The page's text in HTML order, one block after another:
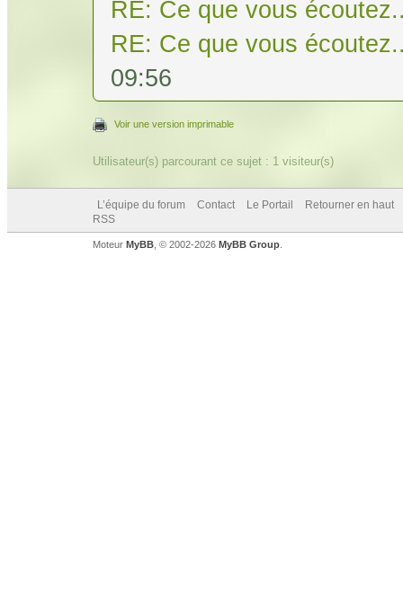
RE: Ce que vous
RE: Ce que vous
09:56
Voir une version imprimable
Utilisateur(s) parcourant ce sujet : 1 visiteur(s)
L’équipe du forum Contact Le Portail
Retourner en haut
RSS
Moteur MyBB , © 2002-2026 MyBB Group